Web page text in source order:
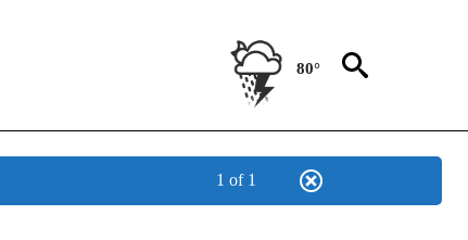
80°
1 of 1